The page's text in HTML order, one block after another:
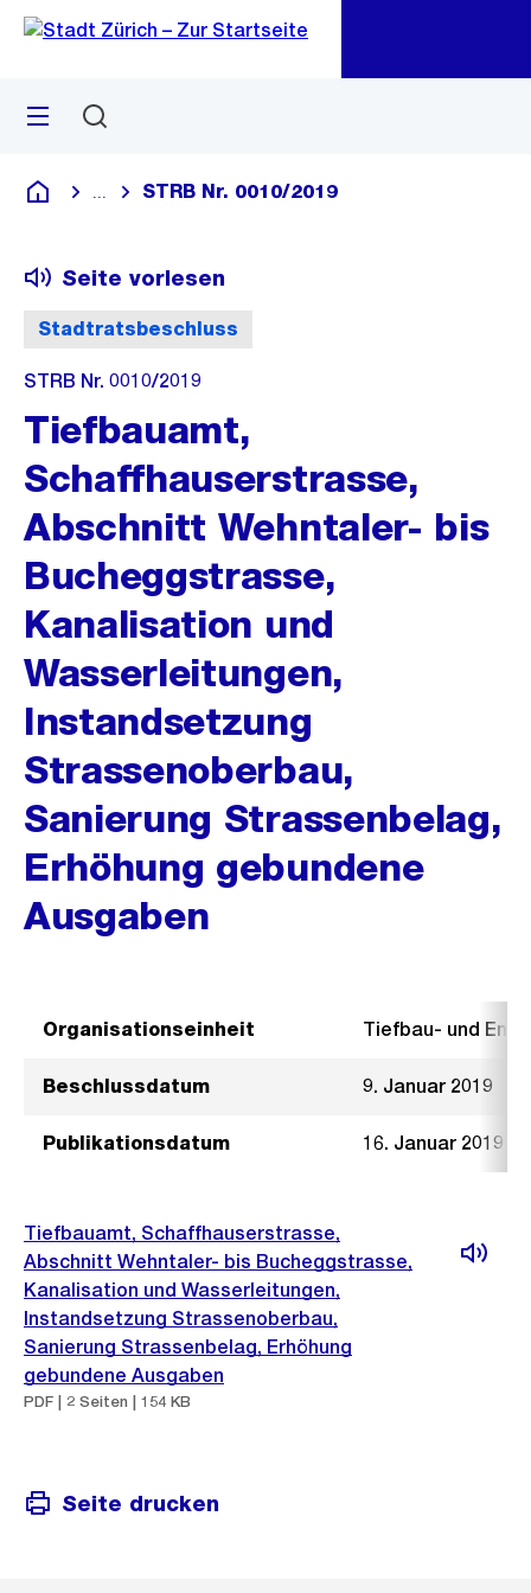
Navigation
Sprunglink
Menü
Deutsch
Blende alle Breadcrumbs ein
STRB Nr. 0010/2019
Stadtratsbeschluss
Seite vorlesen
STRB Nr. 0010/2019
Tiefbauamt,
Schaffhauserstrasse,
Abschnitt Wehntaler- bis
Bucheggstrasse,
Kanalisation und
Wasserleitungen,
Instandsetzung
Strassenoberbau,
Sanierung Strassenbelag,
Erhöhung gebundene
Ausgaben
Organisationseinheit Tiefbau- und
Beschlussdatum 9. Januar 2019
Publikationsdatum 16. Januar 2019
Tiefbauamt, Schaffhauserstrasse,
Abschnitt Wehntaler- bis Bucheggstrasse,
Kanalisation und Wasserleitungen,
Instandsetzung Strassenoberbau,
Sanierung Strassenbelag, Erhöhung
gebundene Ausgaben
PDF | 2 Seiten | 154 KB
Seite drucken